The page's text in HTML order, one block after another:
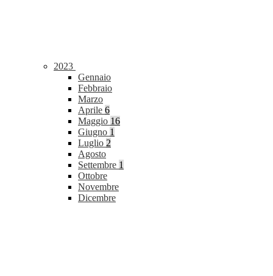
2023
Gennaio
Febbraio
Marzo
Aprile 6
Maggio 16
Giugno 1
Luglio 2
Agosto
Settembre 1
Ottobre
Novembre
Dicembre